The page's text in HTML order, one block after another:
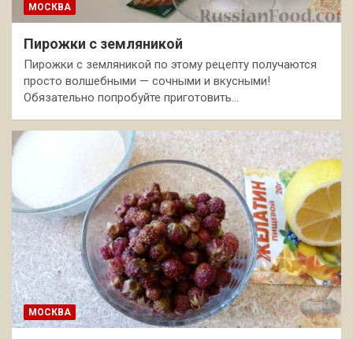
МОСКВА
Пирожки с земляникой
Пирожки с земляникой по этому рецепту получаются
просто волшебными — сочными и вкусными!
Обязательно попробуйте приготовить…
МОСКВА